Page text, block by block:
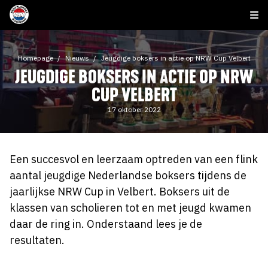
Homepage Nieuws Jeugdige boksers in actie op NRW Cup Velbert
JEUGDIGE BOKSERS IN ACTIE OP NRW
CUP VELBERT
17 oktober 2022
Een succesvol en leerzaam optreden van een flink
aantal jeugdige Nederlandse boksers tijdens de
jaarlijkse NRW Cup in Velbert. Boksers uit de
klassen van scholieren tot en met jeugd kwamen
daar de ring in. Onderstaand lees je de
resultaten.